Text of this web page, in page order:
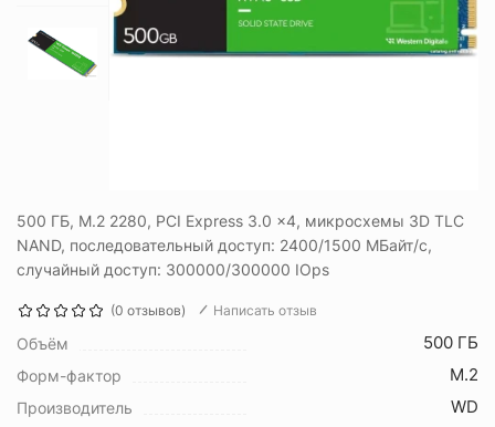
500 ГБ, M.2 2280, PCI Express 3.0 x4, микросхемы 3D TLC
NAND, последовательный доступ: 2400/1500 МБайт/с,
случайный доступ: 300000/300000 IOps
(0 отзывов) Написать отзыв
Объём 500 ГБ
Форм-фактор M.2
Производитель WD